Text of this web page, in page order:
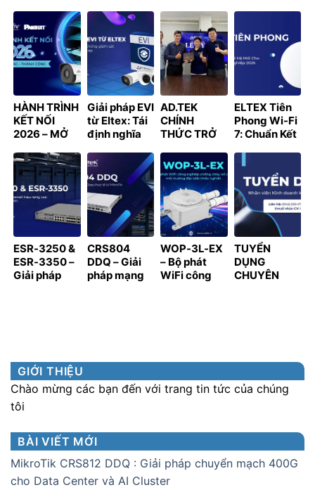
NSW3000,
NSW2100
lên Cloud và
nhận điểm
thưởng cùng
chương trình
LET’S GO TO
CLOUD 2026
Pháp Từ
Connect
Converter
tích hợp UPS
dành cho hệ
thống mạng
ngoài trời
suất cao cho
doanh
nghiệp hiện
HÀNH TRÌNH
KẾT NỐI
2026 – MỞ
SINH THÁI,
LAN TỎA GIÁ
TRỊ HỢP TÁC
KHU VỰC
PHÍA NAM
Giải pháp EVI
từ Eltex: Tái
định nghĩa
giám sát và
kiểm soát
truy cập
AD.TEK
CHÍNH
THỨC TRỞ
TÁC CHIẾN
LƯỢC CỦA
SPON TẠI
VIỆT NAM
ELTEX Tiên
Phong Wi-Fi
7: Chuẩn Kết
Mới Cho Hạ
Tầng Doanh
Nghiệp 2026
ESR-3250 &
ESR-3350 –
Giải pháp
CRS804
DDQ – Giải
pháp mạng
WOP-3L-EX
– Bộ phát
WiFi công
TUYỂN
DỤNG
CHUYÊN
GIỚI THIỆU
Chào mừng các bạn đến với trang tin tức của chúng
tôi
BÀI VIẾT MỚI
MikroTik CRS812 DDQ : Giải pháp chuyển mạch 400G
cho Data Center và AI Cluster